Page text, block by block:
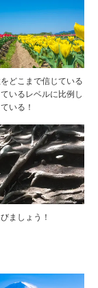
どこまで信じている
いるレベルに比例し
いる！
ましょう！